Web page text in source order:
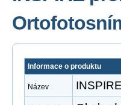
Informace o produktu
Název